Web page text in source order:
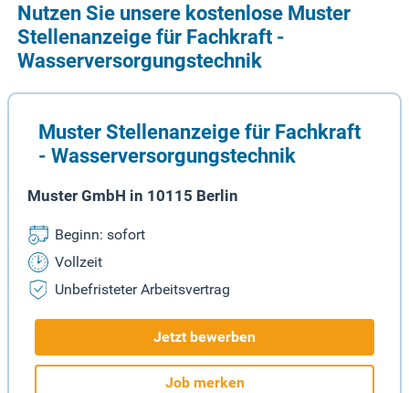
Nutzen Sie unsere kostenlose Muster
Stellenanzeige für Fachkraft -
Wasserversorgungstechnik
Muster Stellenanzeige für Fachkraft
- Wasserversorgungstechnik
Muster GmbH in 10115 Berlin
Beginn: sofort
Vollzeit
Unbefristeter Arbeitsvertrag
Jetzt bewerben
Job merken